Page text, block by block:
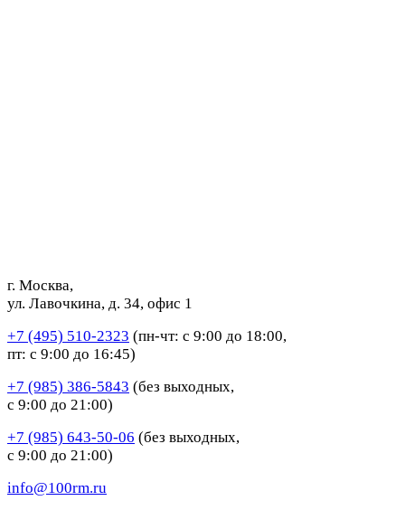
г. Москва,
ул. Лавочкина, д. 34, офис 1
+7 (495) 510-2323 (пн-чт: с 9:00 до 18:00,
пт: с 9:00 до 16:45)
+7 (985) 386-5843 (без выходных,
с 9:00 до 21:00)
+7 (985) 643-50-06 (без выходных,
с 9:00 до 21:00)
info@100rm.ru